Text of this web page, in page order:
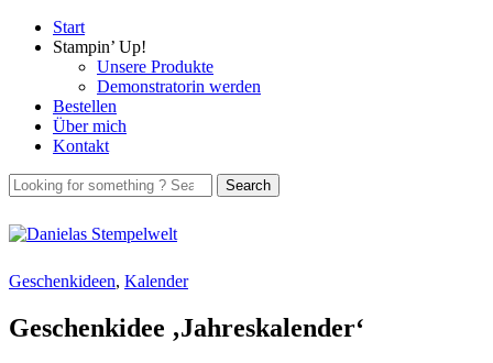
Start
Stampin’ Up!
Unsere Produkte
Demonstratorin werden
Bestellen
Über mich
Kontakt
Geschenkideen, Kalender
Geschenkidee ‚Jahreskalender‘